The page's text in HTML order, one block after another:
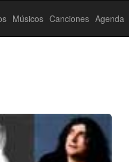
Músicos Canciones Agenda